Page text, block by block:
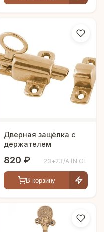
Дверная защёлка с
держателем
820 ₽ 23+23/A IN OL
В корзину